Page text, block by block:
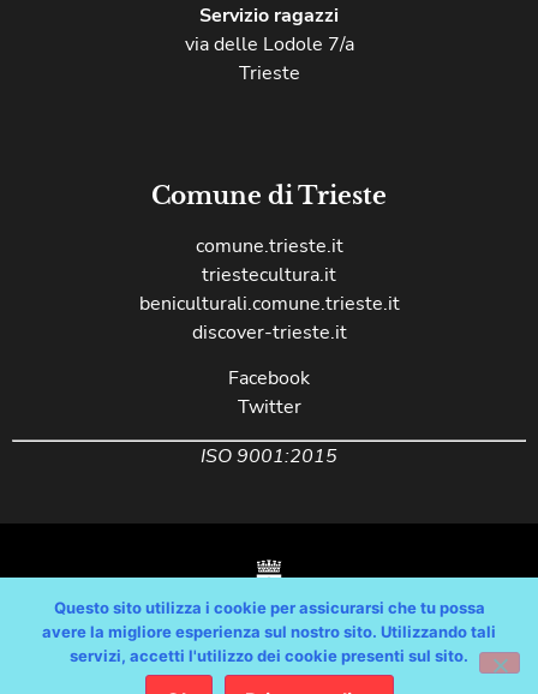
Servizio ragazzi
via delle Lodole 7/a
Trieste
Comune di Trieste
comune.trieste.it
triestecultura.it
beniculturali.comune.trieste.it
discover-trieste.it
Facebook
Twitter
ISO 9001:2015
Copyright © Comune di Trieste – partita Iva 00210240321 – tutti i diritti
Questo sito utilizza i cookie per assicurarsi che tu possa
avere la migliore esperienza sul nostro sito. Utilizzando tali
servizi, accetti l'utilizzo dei cookie presenti sul sito.